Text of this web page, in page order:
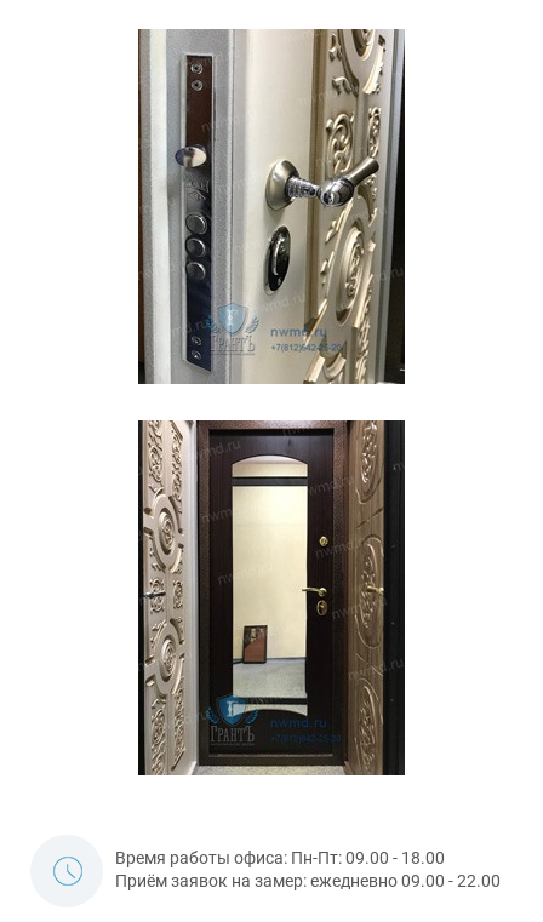
Время работы офиса: Пн-Пт: 09.00 - 18.00
Приём заявок на замер: ежедневно 09.00 - 22.00